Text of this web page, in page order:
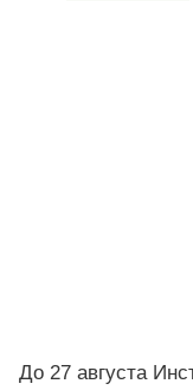
До 27 августа